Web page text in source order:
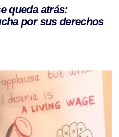
queda atrás:
por sus derechos